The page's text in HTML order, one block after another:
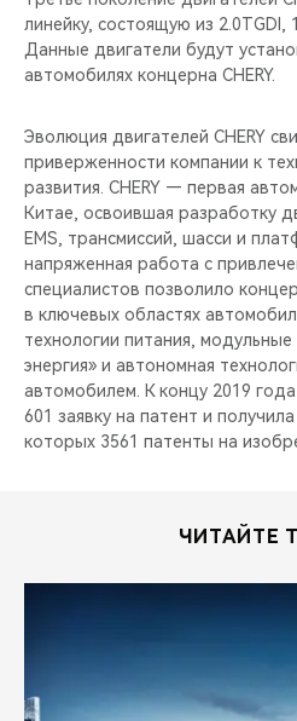
линейку, состоящую из 2.0TGDI,
Данные двигатели будут
автомобилях концерна CHERY.
Эволюция двигателей CHERY
приверженности компании к
развития. CHERY — первая
Китае, освоившая разработку
EMS, трансмиссий, шасси и
напряженная работа с
специалистов позволило
в ключевых областях
технологии питания,
энергия» и автономная
автомобилем. К концу 2019
601 заявку на патент и
которых 3561 патенты на
ЧИТАЙТЕ